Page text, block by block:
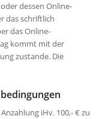
dessen Online-
das schriftlich
das Online-
kommt mit der
zustande. Die
iHv. 100,- € zu